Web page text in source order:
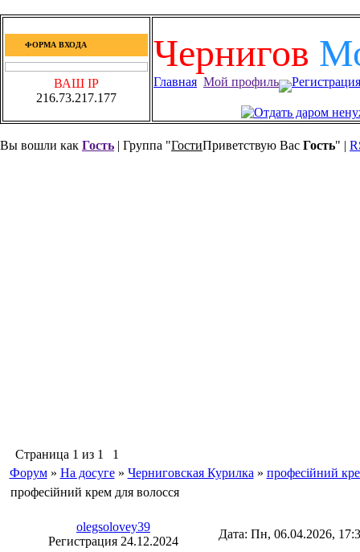
ФОРМА ВХОДА
ВАШ IP
216.73.217.177
Чернигов
Главная Мой профиль Регистрация
Вы вошли как Гость | Группа "ГостиПриветствую Вас Гость" |
Страница 1 из 1
1
Форум » На досуге » Черниговская Курилка » професійний
професійний крем для волосся
olegsolovey39
Регистрация 24.12.2024
Дата: Пн, 06.04.2026,